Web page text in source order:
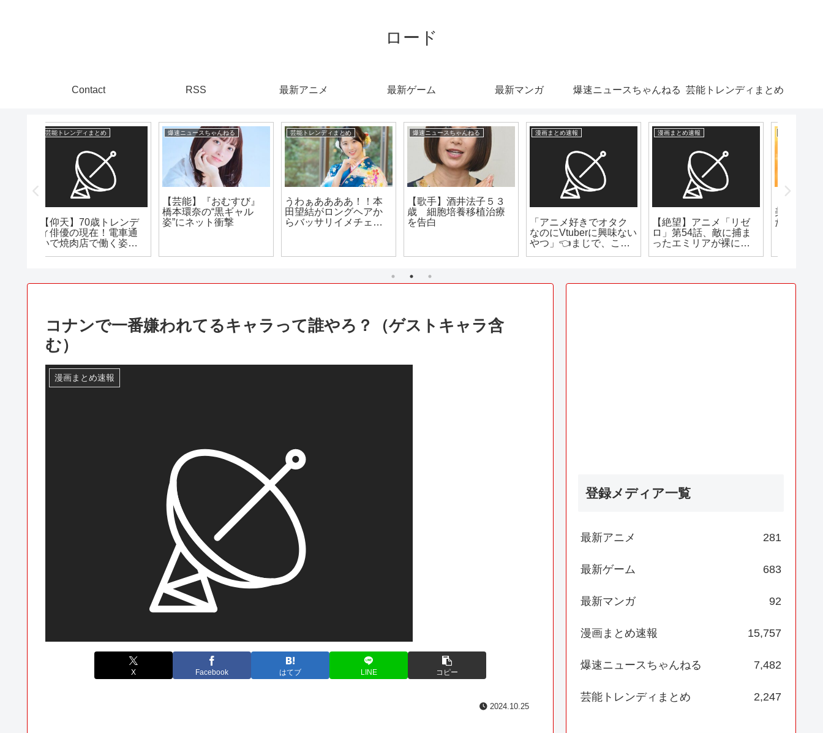
ロード
Contact RSS 最新アニメ 最新ゲーム 最新マンガ 爆速ニュースちゃんねる 芸能トレンディまとめ
芸能トレンディまとめ
うわぁああああ！！本
らバッサリイメチェン
www うわ!かわい!!!!は!!!
爆速ニュースちゃんねる
【歌手】酒井法子５３
歳 細胞培養移植治療
を告白
漫画まとめ速報
「アニメ好きでオタク
漫画まとめ速報
【絶望】アニメ「リゼ
爆速ニュースちゃんねる
【芸能】着物姿の今田
た
漫画まとめ速報
【朗報】キン肉マンの
作者ゆでたまごさん、
引退を撤回
コナンで一番嫌われてるキャラって誰やろ？（ゲストキャラ含
む）
漫画まとめ速報
X Facebook はてブ LINE コピー
2024.10.25
登録メディア一覧
最新アニメ 281
最新ゲーム 683
最新マンガ 92
漫画まとめ速報 15,757
爆速ニュースちゃんねる 7,482
芸能トレンディまとめ 2,247